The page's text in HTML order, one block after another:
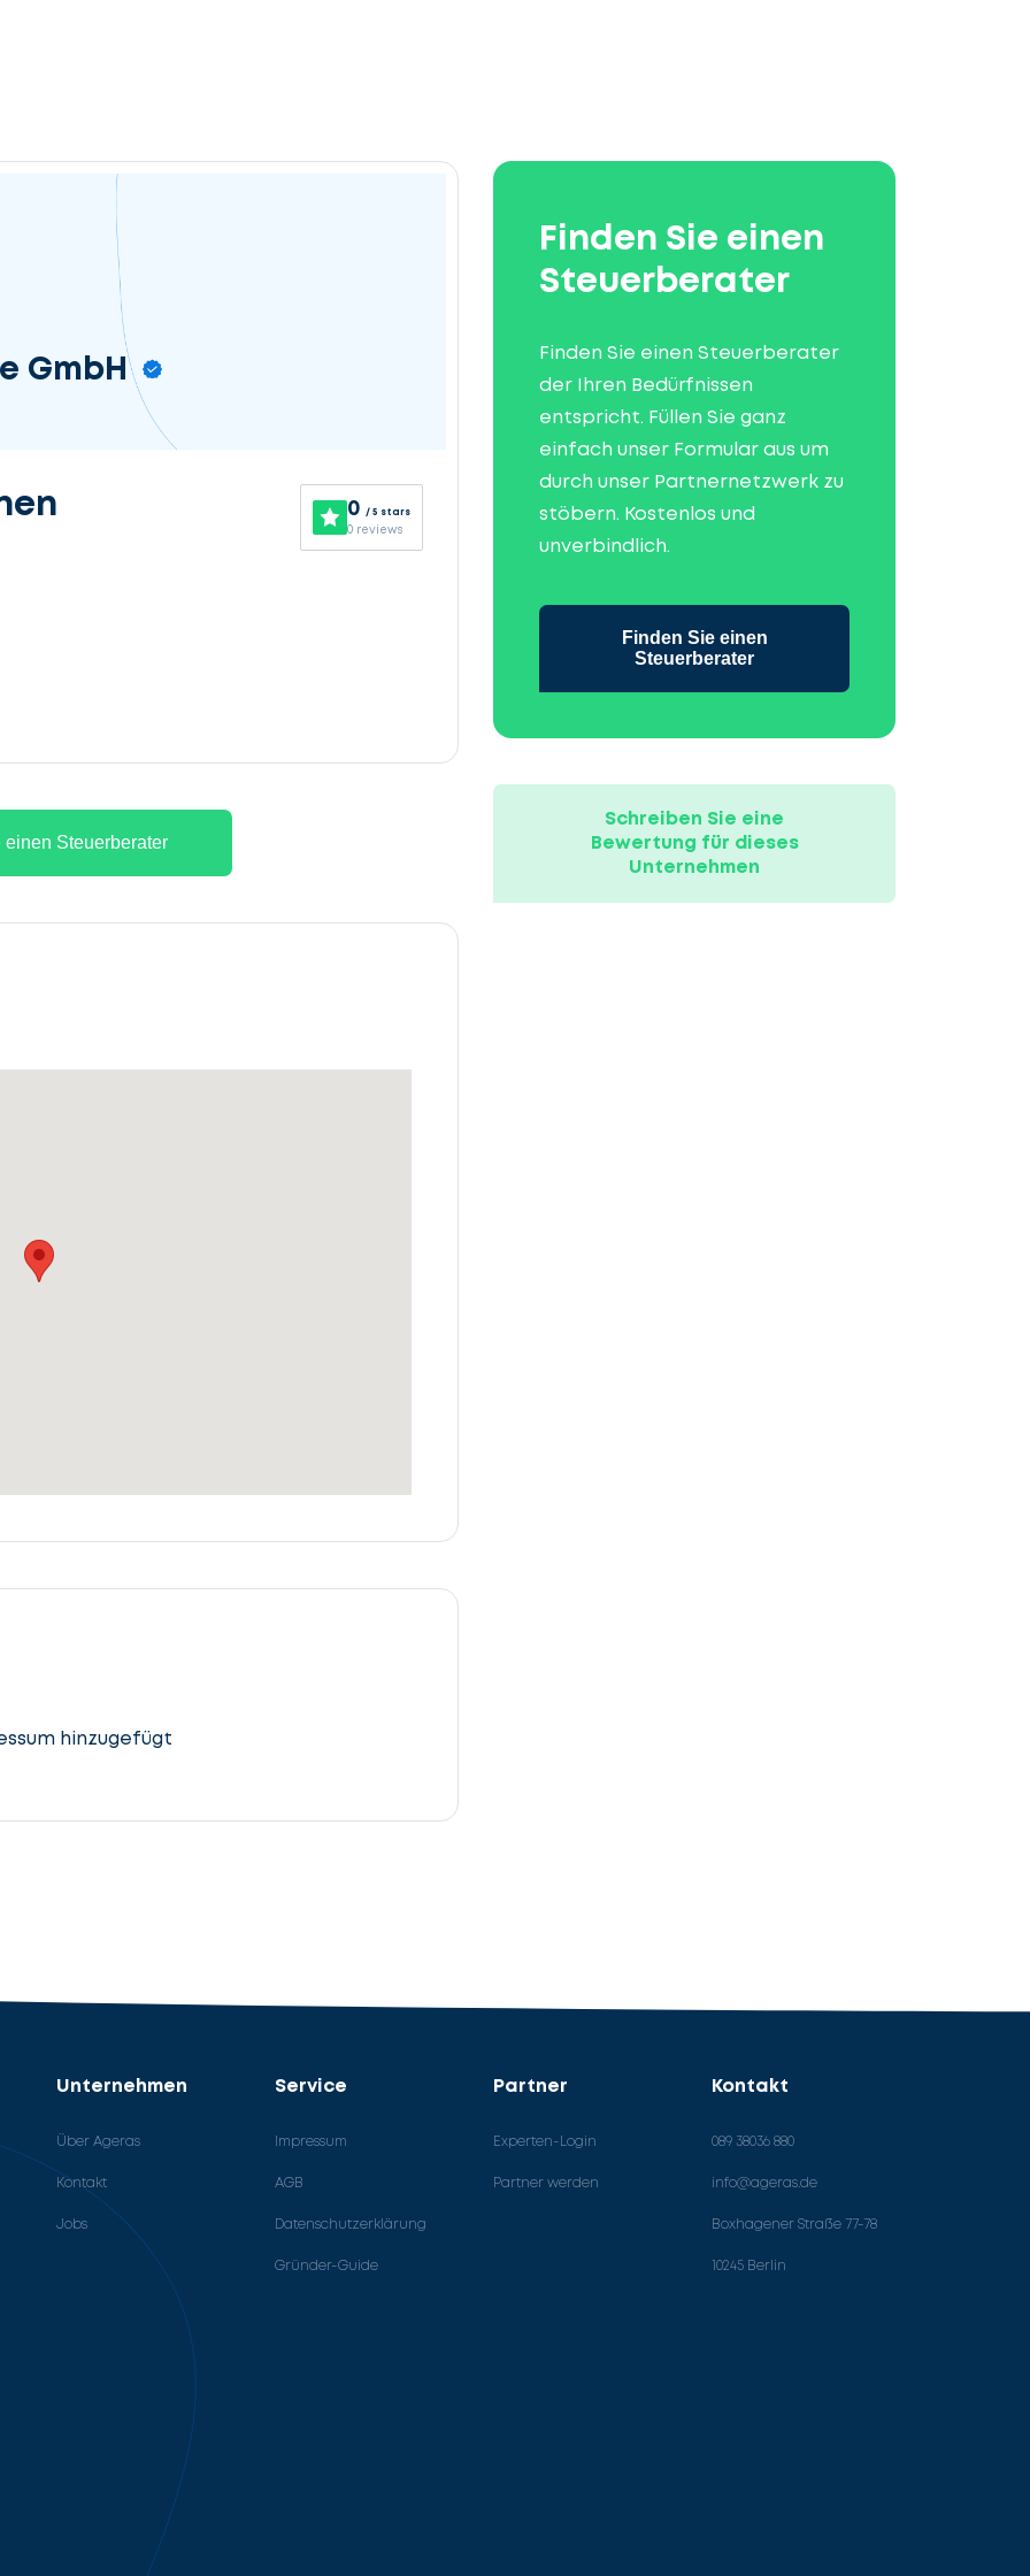
GmbH
0 / 5 stars
0 reviews
einen Steuerberater
hinzugefügt
Finden Sie einen
Steuerberater
Finden Sie einen Steuerberater
der Ihren Bedürfnissen
entspricht. Füllen Sie ganz
einfach unser Formular aus um
durch unser Partnernetzwerk zu
stöbern. Kostenlos und
unverbindlich.
Finden Sie einen
Steuerberater
Schreiben Sie eine
Bewertung für dieses
Unternehmen
Unternehmen
Über Ageras
Kontakt
Jobs
Service
Impressum
AGB
Datenschutzerklärung
Gründer-Guide
Partner
Experten-Login
Partner werden
Kontakt
089 38036 880
info@ageras.de
Boxhagener Straße 77-78
10245 Berlin